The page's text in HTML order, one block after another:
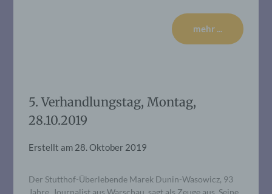
mehr ...
5. Verhandlungstag, Montag,
28.10.2019
Erstellt am 28. Oktober 2019
Der Stutthof-Überlebende Marek Dunin-Wasowicz, 93
Jahre, Journalist aus Warschau, sagt als Zeuge aus. Seine